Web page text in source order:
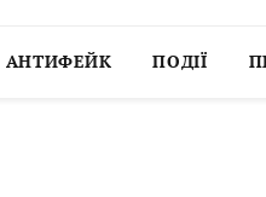
АНТИФЕЙК ПОДІЇ